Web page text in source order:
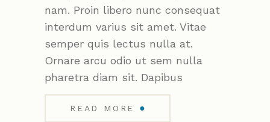
nam. Proin libero nunc consequat
interdum varius sit amet. Vitae
semper quis lectus nulla at.
Ornare arcu odio ut sem nulla
pharetra diam sit. Dapibus
READ MORE ●